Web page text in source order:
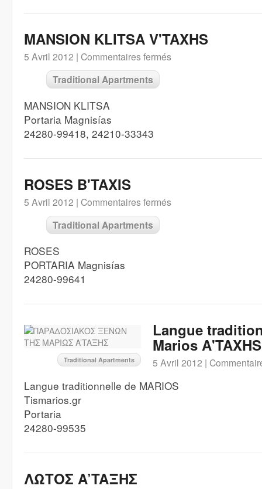
MANSION KLITSA V'TAXHS
5 Avril 2012 | Commentaires fermés
Traditional Apartments
MANSION KLITSA
Portaria Magnisías
24280-99418, 24210-33343
ROSES B'TAXIS
5 Avril 2012 | Commentaires fermés
Traditional Apartments
ROSES
PORTARIA Magnisías
24280-99641
Traditional Apartments
Langue
Marios A'TAXHS
5 Avril 2012 |
Langue traditionnelle de MARIOS
Tismarios.gr
Portaria
24280-99535
ΛΩΤΟΣ A’TAΞHΣ